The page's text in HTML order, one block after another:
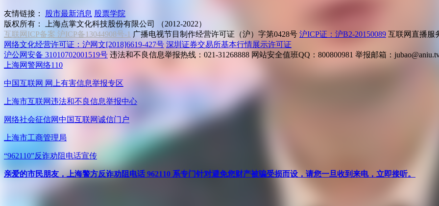
友情链接： 股市最新消息 股票学院
版权所有：
上海点掌文化科技股份有限公司 （2012-2022）
互联网ICP备案 沪ICP备13044908号-1 广播电视节目制作经营许可证（沪）字第0428号 沪ICP证：沪B2-20150089 互联网直播服
网络文化经营许可证：沪网文[2018]6619-427号 深圳证券交易所基本行情展示许可证
沪公网安备 31010702001519号 违法和不良信息举报热线：021-31268888 网站安全值班QQ：800800981 举报邮箱：
上海网警网络110
中国互联网 网上有害信息举报专区
上海市互联网违法和不良信息举报中心
网络社会征信网中国互联网诚信门户
上海市工商管理局
“962110”反诈劝阻电话宣传
亲爱的市民朋友，上海警方反诈劝阻电话 962110 系专门针对避免您财产被骗受损而设，请您一旦收到来电，立即接听。